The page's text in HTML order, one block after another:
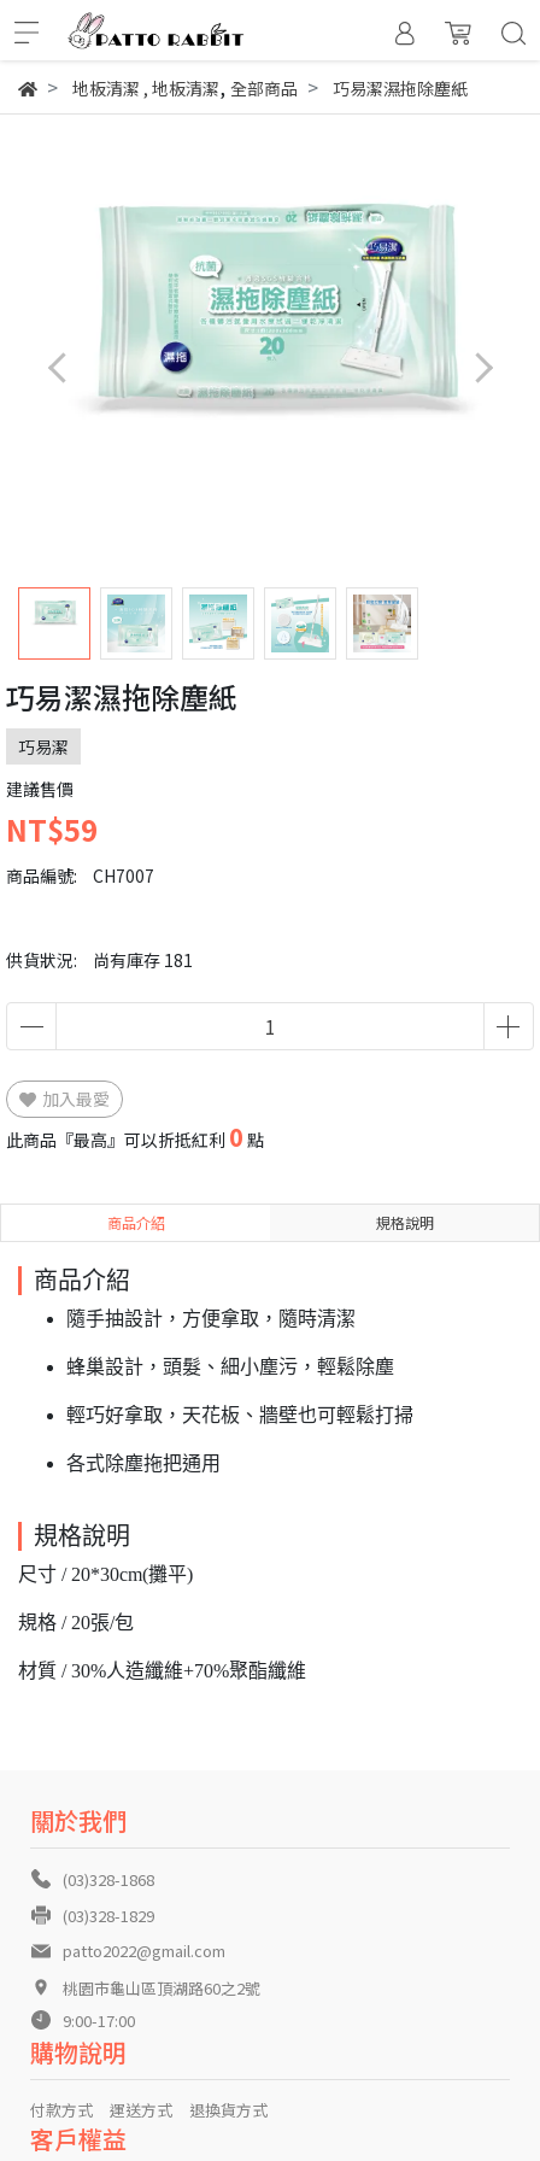
地板清潔 , 地板清潔, 全部商品 巧易潔濕拖除塵紙
巧易潔濕拖除塵紙
巧易潔
建議售價
NT$59
商品編號: CH7007
供貨狀況: 尚有庫存 181
加入最愛
此商品『最高』可以折抵紅利 0 點
商品介紹 規格說明
商品介紹
隨手抽設計，方便拿取，隨時清潔
蜂巢設計，頭髮、細小塵污，輕鬆除塵
輕巧好拿取，天花板、牆壁也可輕鬆打掃
各式除塵拖把通用
規格說明
尺寸 / 20*30cm(攤平)
規格 / 20張/包
材質 / 30%人造纖維+70%聚酯纖維
關於我們
(03)328-1868
(03)328-1829
patto2022@gmail.com
桃園市龜山區頂湖路60之2號
9:00-17:00
購物說明
付款方式 運送方式 退換貨方式
客戶權益